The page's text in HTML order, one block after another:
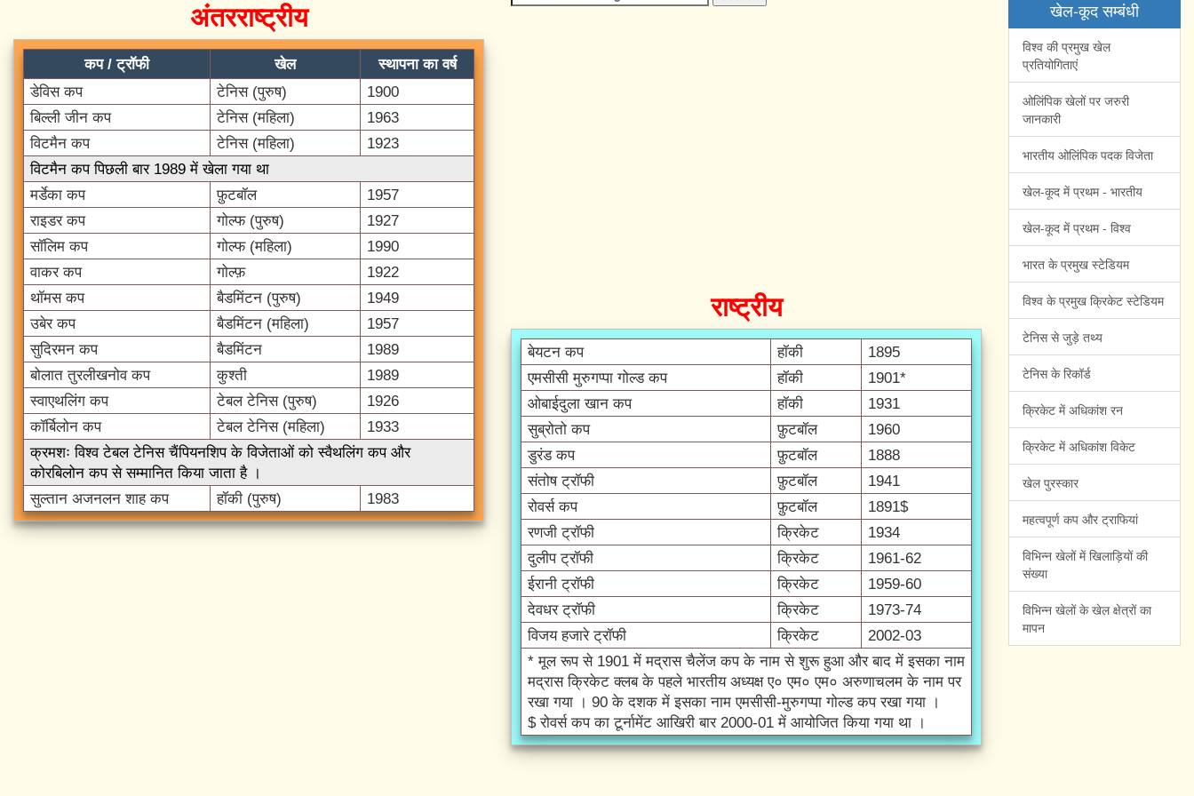
अंतरराष्ट्रीय
कप / ट्रॉफी खेल
स्थापना का वर्ष
डेविस कप
टेनिस (पुरुष)
1900
बिल्ली जीन कप
टेनिस (महिला)
1963
विटमैन कप
टेनिस (महिला)
1923
विटमैन कप पिछली बार 1989 में खेला गया था
मर्डेका कप
फ़ुटबॉल
1957
राइडर कप
गोल्फ (पुरुष)
1927
सॉलिम कप
गोल्फ (महिला)
1990
वाकर कप
गोल्फ़
1922
थॉमस कप
बैडमिंटन (पुरुष)
1949
उबेर कप
बैडमिंटन (महिला)
1957
सुदिरमन कप
बैडमिंटन
1989
बोलात तुरलीखनोव कप
कुश्ती
1989
स्वाएथलिंग कप
टेबल टेनिस (पुरुष)
1926
कॉर्बिलोन कप
टेबल टेनिस (महिला)
1933
क्रमशः विश्व टेबल टेनिस चैंपियनशिप के विजेताओं को स्वैथलिंग कप और
कोरबिलोन कप से सम्मानित किया जाता है ।
सुल्तान अजनलन शाह कप
हॉकी (पुरुष) 1983
राष्ट्रीय
बेयटन कप हॉकी
1895
एमसीसी मुरुगप्पा गोल्ड कप
हॉकी
1901*
ओबाईदुला खान कप
हॉकी
1931
सुब्रोतो कप
फ़ुटबॉल
1960
डुरंड कप
फ़ुटबॉल
1888
संतोष ट्रॉफी
फ़ुटबॉल
1941
रोवर्स कप
फ़ुटबॉल
1891$
रणजी ट्रॉफी
क्रिकेट
1934
दुलीप ट्रॉफी
क्रिकेट
1961-62
ईरानी ट्रॉफी
क्रिकेट
1959-60
देवधर ट्रॉफी
क्रिकेट
1973-74
विजय हजारे ट्रॉफी
क्रिकेट
2002-03
* मूल रूप से 1901 में मद्रास चैलेंज कप के नाम से शुरू हुआ और बाद में इसका नाम
मद्रास क्रिकेट क्लब के पहले भारतीय अध्यक्ष ए० एम० एम० अरुणाचलम के नाम पर
रखा गया । 90 के दशक में इसका नाम एमसीसी-मुरुगप्पा गोल्ड कप रखा गया ।
$ रोवर्स कप का टूर्नामेंट आखिरी बार 2000-01 में आयोजित किया गया था ।
खेल-कूद सम्बंधी
विश्व की प्रमुख खेल
प्रतियोगिताएं
ओलिंपिक खेलों पर जरुरी
जानकारी
भारतीय ओलिंपिक पदक विजेता
खेल-कूद में प्रथम - भारतीय
खेल-कूद में प्रथम - विश्व
भारत के प्रमुख स्टेडियम
विश्व के प्रमुख क्रिकेट स्टेडियम
टेनिस से जुड़े तथ्य
टेनिस के रिकॉर्ड
क्रिकेट में अधिकांश रन
क्रिकेट में अधिकांश विकेट
खेल पुरस्कार
महत्वपूर्ण कप और ट्राफियां
विभिन्न खेलों में खिलाड़ियों की
संख्या
विभिन्न खेलों के खेल क्षेत्रों का
मापन